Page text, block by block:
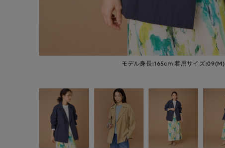
モデル身長:165cm 着用サイズ:09(M)